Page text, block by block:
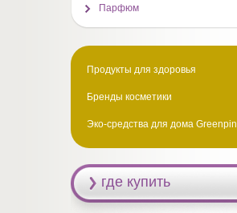
Парфюм
Продукты для здоровья
Бренды косметики
Эко-средства для дома Greenpin
где купить